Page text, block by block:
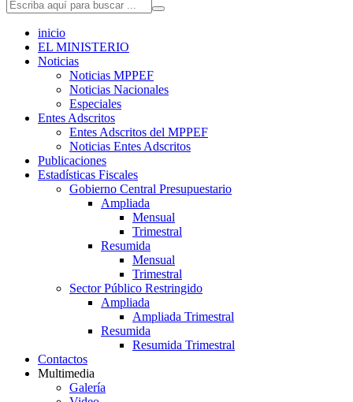
inicio
EL MINISTERIO
Noticias
Noticias MPPEF
Noticias Nacionales
Especiales
Entes Adscritos
Entes Adscritos del MPPEF
Noticias Entes Adscritos
Publicaciones
Estadísticas Fiscales
Gobierno Central Presupuestario
Ampliada
Mensual
Trimestral
Resumida
Mensual
Trimestral
Sector Público Restringido
Ampliada
Ampliada Trimestral
Resumida
Resumida Trimestral
Contactos
Multimedia
Galería